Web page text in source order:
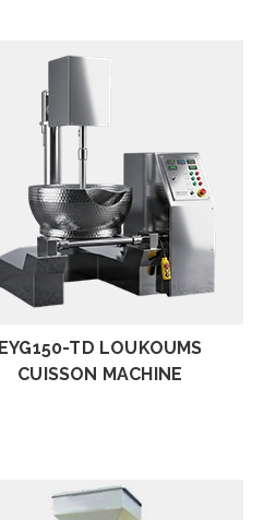
EXAMEN
EYG150-TD LOUKOUMS
CUISSON MACHINE